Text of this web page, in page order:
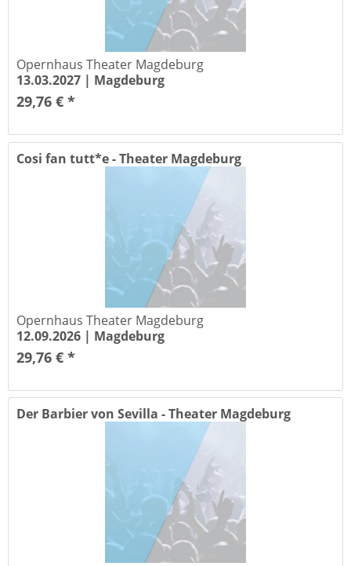
Opernhaus Theater Magdeburg
13.03.2027 | Magdeburg
29,76 € *
Cosi fan tutt*e - Theater Magdeburg
Opernhaus Theater Magdeburg
12.09.2026 | Magdeburg
29,76 € *
Der Barbier von Sevilla - Theater Magdeburg